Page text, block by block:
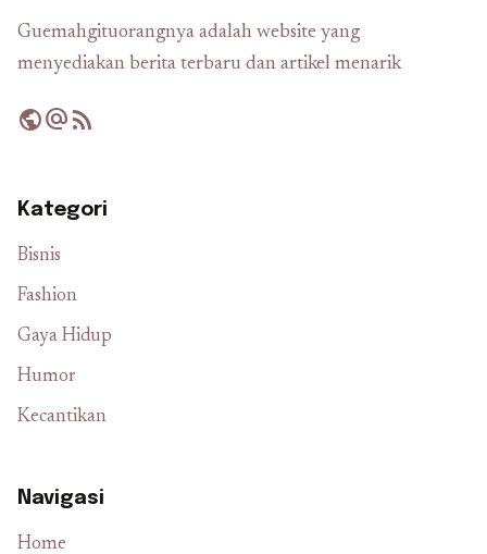
Guemahgituorangnya adalah website yang
menyediakan berita terbaru dan artikel menarik
publicalternate_emailrss_feed
Kategori
Bisnis
Fashion
Gaya Hidup
Humor
Kecantikan
Navigasi
Home